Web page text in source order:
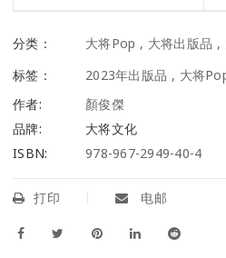
分类： 大将Pop , 大将出版品 ,
标签：
2023年出版品 , 大将
作者:
顏俊傑
品牌:
大将文化
ISBN:
978-967-2949-40-4
打印 电邮